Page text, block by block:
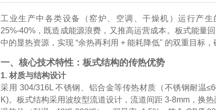
工业生产中各类设备（窑炉、空调、干燥机）运行产
25%-40%，既造成能源浪费，又推高运营成本。板式能量
中的显热资源，实现 “余热再利用 + 能耗降低" 的双重目标
一、核心技术特性：板式结构的传热优势
1. 材质与结构设计
采用 304/316L 不锈钢、铝合金等传热材质（不锈钢耐温
K)。板式结构采用波纹型流道设计，流道间距 3-8mm，换